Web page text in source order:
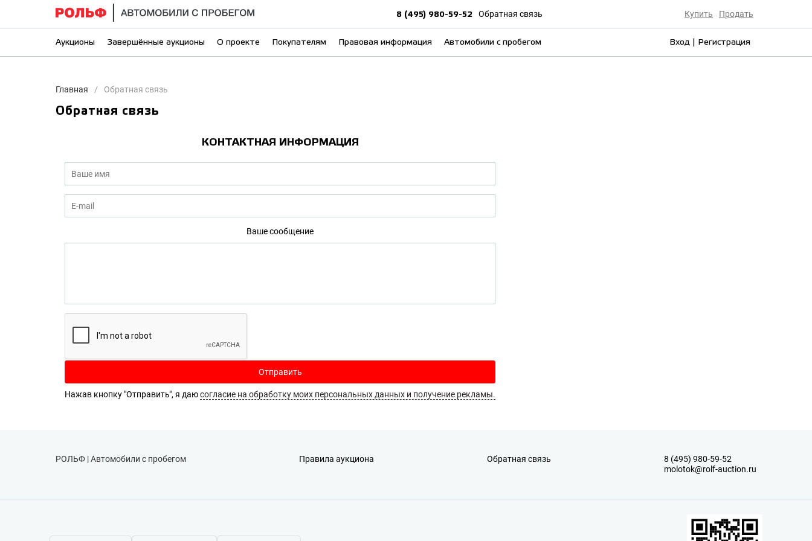
8 (495) 980-59-52 Обратная связь Купить Продать
Аукционы Завершённые аукционы О проекте Покупателям Правовая информация Автомобили с пробегом Вход | Регистрация
Главная Обратная связь
Обратная связь
КОНТАКТНАЯ ИНФОРМАЦИЯ
Ваше сообщение
Отправить
Нажав кнопку "Отправить", я даюсогласие на обработку моих персональных данных и получение рекламы.
РОЛЬФ | Автомобили с пробегом Правила аукциона Обратная связь
8 (495) 980-59-52
molotok@rolf-auction.ru